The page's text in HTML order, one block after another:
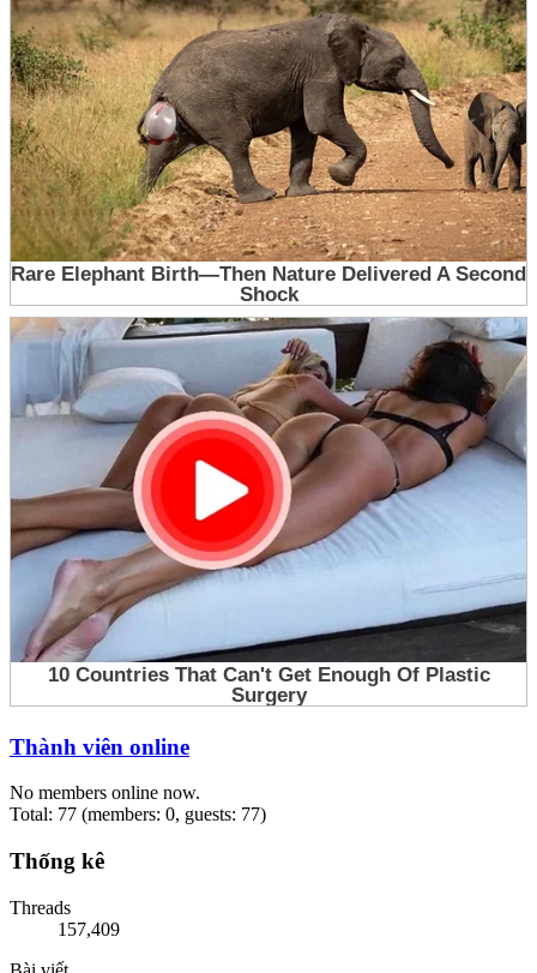
Thành viên online
No members online now.
Total: 77 (members: 0, guests: 77)
Thống kê
Threads
157,409